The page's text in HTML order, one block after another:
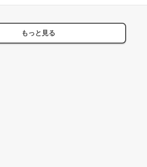
もっと見る